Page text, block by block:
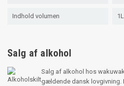
Indhold volumen 1L
Salg af alkohol
Salg af alkohol hos
gældende dansk lovgivning.